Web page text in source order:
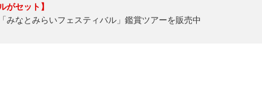
がセット】
みなとみらいフェスティバル」鑑賞ツアーを販売中